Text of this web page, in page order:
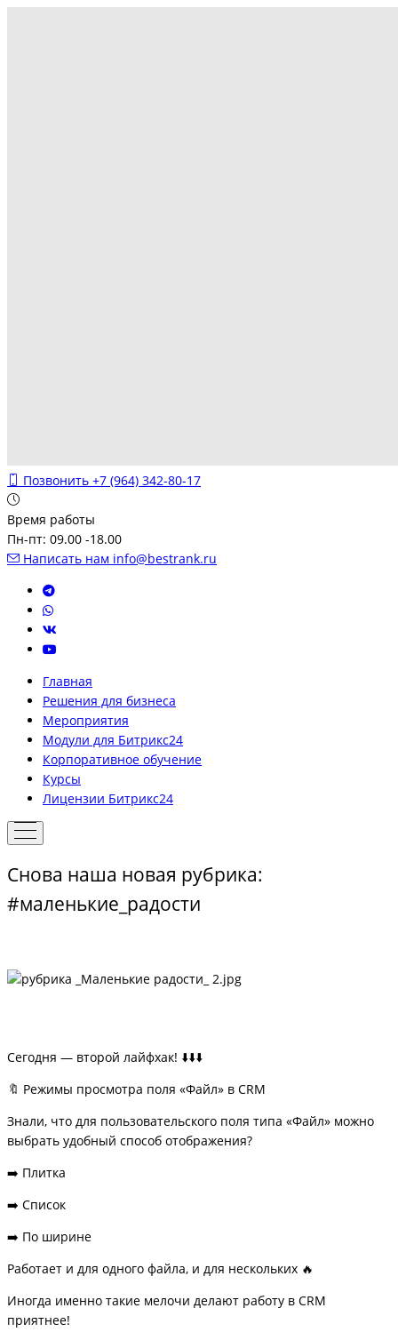
Позвонить +7 (964) 342-80-17
Время работы
Пн-пт: 09.00 -18.00
Написать нам info@bestrank.ru
Главная
Решения для бизнеса
Мероприятия
Модули для Битрикс24
Корпоративное обучение
Курсы
Лицензии Битрикс24
Снова наша новая рубрика:
#маленькие_радости
Сегодня — второй лайфхак! ⬇️⬇️⬇️
🔖 Режимы просмотра поля «Файл» в CRM
Знали, что для пользовательского поля типа «Файл» можно
выбрать удобный способ отображения?
➡️ Плитка
➡️ Список
➡️ По ширине
Работает и для одного файла, и для нескольких 🔥
Иногда именно такие мелочи делают работу в CRM
приятнее!